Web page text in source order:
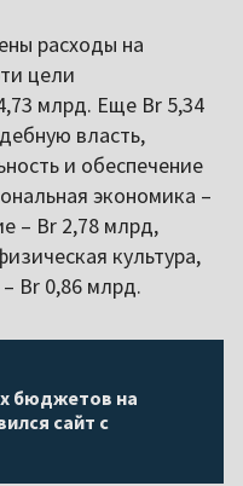
расходы на
цели
млрд. Еще Br 5,34
власть,
и обеспечение
экономика –
– Br 2,78 млрд,
культура,
Br 0,86 млрд.
бюджетов на
сайт с